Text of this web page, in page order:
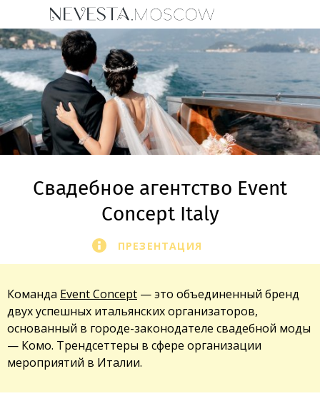
Свадебное агентство Event
Concept Italy
ПРЕЗЕНТАЦИЯ
Команда Event Concept — это объединенный бренд
двух успешных итальянских организаторов,
основанный в городе-законодателе свадебной моды
— Комо. Трендсеттеры в сфере организации
мероприятий в Италии.